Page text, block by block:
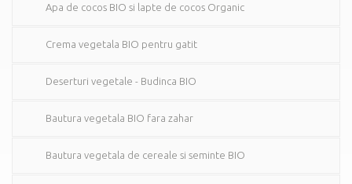
Apa de cocos BIO si lapte de cocos Organic
Crema vegetala BIO pentru gatit
Deserturi vegetale - Budinca BIO
Bautura vegetala BIO fara zahar
Bautura vegetala de cereale si seminte BIO